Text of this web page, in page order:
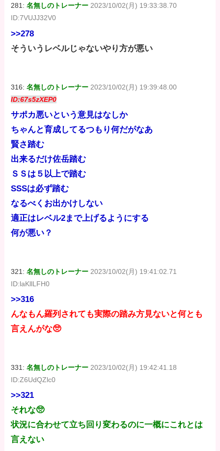
281:名無しのトレーナー 2023/10/02(月) 19:33:38.70
ID:7VUJJ32V0
>>278
そういうレベルじゃないやり方が悪い
316:名無しのトレーナー 2023/10/02(月) 19:39:48.00
ID:67s5zXEP0
サポカ悪いという意見はなしか
ちゃんと育成してるつもり何だがなあ
賢さ踏む
出来るだけ佐岳踏む
ＳＳは５以上で踏む
SSSは必ず踏む
なるべくお出かけしない
適正はレベル2まで上げるようにする
何が悪い？
321:名無しのトレーナー 2023/10/02(月) 19:41:02.71
ID:laKllLFH0
>>316
んなもん羅列されても実際の踏み方見ないと何とも
言えんがな🥺
331:名無しのトレーナー 2023/10/02(月) 19:42:41.18
ID:Z6UdQZlc0
>>321
それな🥺
状況に合わせて立ち回り変わるのに一概にこれとは
言えない